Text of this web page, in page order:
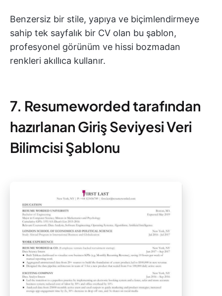
Benzersiz bir stile, yapıya ve biçimlendirmeye
sahip tek sayfalık bir CV olan bu şablon,
profesyonel görünüm ve hissi bozmadan
renkleri akıllıca kullanır.
7. Resumeworded tarafından
hazırlanan Giriş Seviyesi Veri
Bilimcisi Şablonu